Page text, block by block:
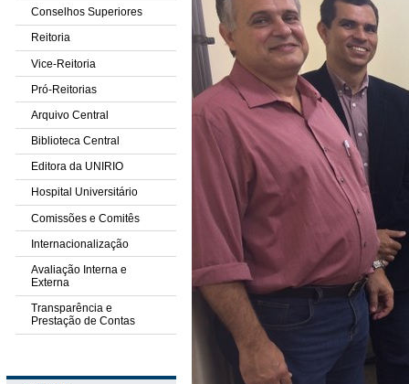
Conselhos Superiores
Reitoria
Vice-Reitoria
Pró-Reitorias
Arquivo Central
Biblioteca Central
Editora da UNIRIO
Hospital Universitário
Comissões e Comitês
Internacionalização
Avaliação Interna e
Externa
Transparência e
Prestação de Contas